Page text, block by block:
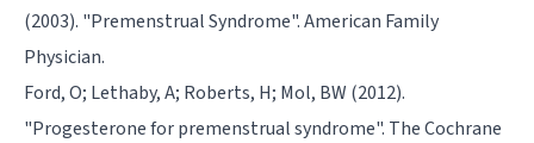
(2003). "Premenstrual Syndrome". American Family
Physician.
Ford, O; Lethaby, A; Roberts, H; Mol, BW (2012).
"Progesterone for premenstrual syndrome". The Cochrane